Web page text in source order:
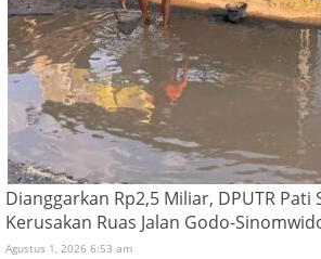
Dianggarkan Rp2,5 Miliar, DPUTR Pati
Kerusakan Ruas Jalan Godo-
Agustus 1, 2026 6:53 am